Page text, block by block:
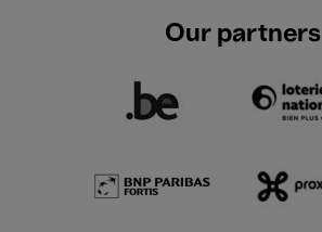
Our partners